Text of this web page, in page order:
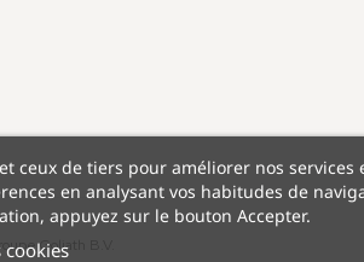
Goliath B.V.
ceux de tiers pour améliorer nos services
en analysant vos habitudes de
appuyez sur le bouton Accepter.
cookies